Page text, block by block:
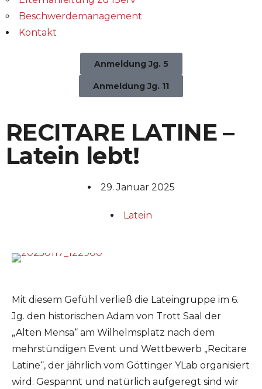
Beschwerdemanagement
Kontakt
Anmeldung Jg. 5
Anmeldung Jg. 11
RECITARE LATINE –
Latein lebt!
29. Januar 2025
Latein
Mit diesem Gefühl verließ die Lateingruppe im 6.
Jg. den historischen Adam von Trott Saal der
„Alten Mensa“ am Wilhelmsplatz nach dem
mehrstündigen Event und Wettbewerb „Recitare
Latine“, der jährlich vom Göttinger YLab organisiert
wird. Gespannt und natürlich aufgeregt sind wir